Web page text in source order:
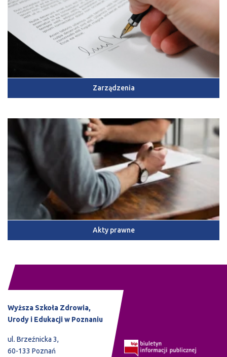
Zarządzenia
Akty prawne
Wyższa Szkoła Zdrowia,
Urody i Edukacji w Poznaniu
ul. Brzeźnicka 3,
60-133 Poznań